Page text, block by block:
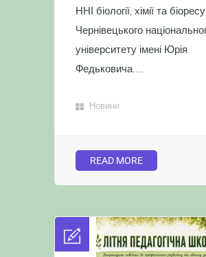
ННІ біології, хімії та
Чернівецького
університету імені Юрія
Федьковича....
Новини
READ MORE